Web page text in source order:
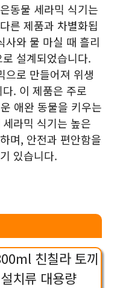
동물 세라믹 식기는
른 제품과 차별화됩
사와 물 마실 때 흘리
설계되었습니다.
으로 만들어져 위생
. 이 제품은 주로
애완 동물을 키우는
라믹 식기는 높은
며, 안전과 편안함을
있습니다.
친칠라 토끼
치류 대용량